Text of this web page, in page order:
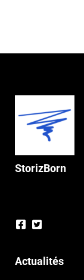
StorizBorn
Actualités